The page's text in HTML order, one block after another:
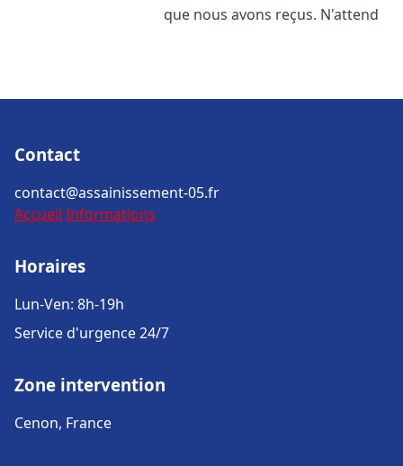
que nous avons reçus. N'attend
Contact
contact@assainissement-05.fr
Accueil Informations
Horaires
Lun-Ven: 8h-19h
Service d'urgence 24/7
Zone intervention
Cenon, France